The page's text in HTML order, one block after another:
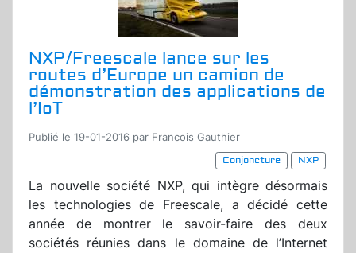
NXP/Freescale lance sur les
routes d’Europe un camion de
démonstration des applications de
l’IoT
Publié le 19-01-2016 par Francois Gauthier
Conjoncture
NXP
La nouvelle société NXP, qui intègre désormais
les technologies de Freescale, a décidé cette
année de montrer le savoir-faire des deux
sociétés réunies dans le domaine de l’Internet